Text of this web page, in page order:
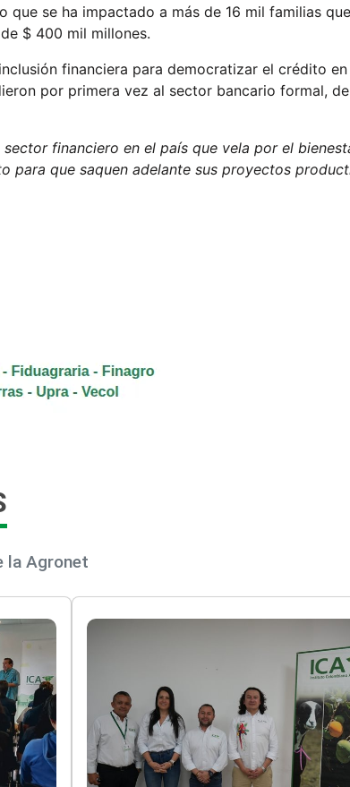
se ha impactado a más de 16 mil familias
$ 400 mil millones.
financiera para democratizar el crédito
por primera vez al sector bancario formal,
financiero en el país que vela por el
para que saquen adelante sus proyectos
la Agronet